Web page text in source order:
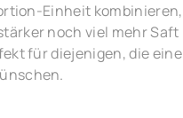
Einheit kombinieren,
noch viel mehr Saft
für diejenigen, die eine